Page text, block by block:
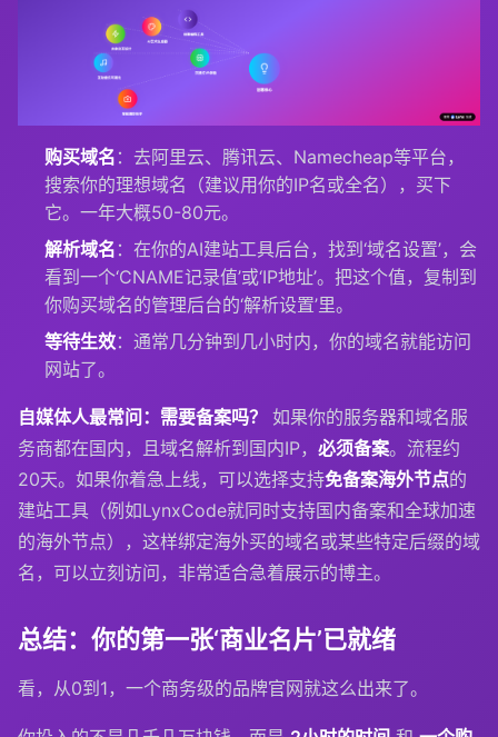
购买域名 ：去阿里云、腾讯云、Namecheap等平台，
搜索你的理想域名（建议用你的IP名或全名），买下
它。一年大概50-80元。
解析域名 ：在你的AI建站工具后台，找到‘域名设置’，会
看到一个‘CNAME记录值’或‘IP地址’。把这个值，复制到
你购买域名的管理后台的‘解析设置’里。
等待生效：通常几分钟到几小时内，你的域名就能访问
网站了。
自媒体人最常问：需要备案吗？
如果你的服务器和域名服
务商都在国内，且域名解析到国内IP， 必须备案。流程约
20天。如果你着急上线，可以选择支持免备案海外节点的
建站工具（例如LynxCode就同时支持国内备案和全球加速
的海外节点），这样绑定海外买的域名或某些特定后缀的域
名，可以立刻访问，非常适合急着展示的博主。
总结：你的第一张‘商业名片’已就绪
看，从0到1，一个商务级的品牌官网就这么出来了。